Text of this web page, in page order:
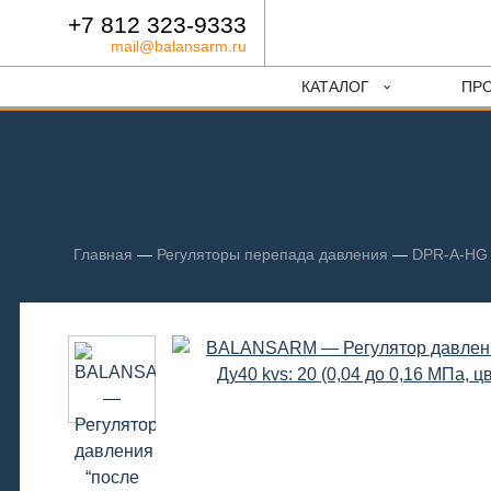
+7 812 323-9333
mail@balansarm.ru
КАТАЛОГ
Главная — Регуляторы перепада давления — DPR-A-